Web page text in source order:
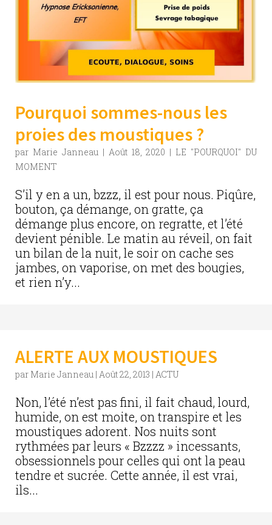
Pourquoi sommes-nous les
proies des moustiques ?
par Marie Janneau| Août 18, 2020 | LE "POURQUOI" DU
MOMENT
S’il y en a un, bzzz, il est pour nous. Piqûre,
bouton, ça démange, on gratte, ça
démange plus encore, on regratte, et l’été
devient pénible. Le matin au réveil, on fait
un bilan de la nuit, le soir on cache ses
jambes, on vaporise, on met des bougies,
et rien n’y...
ALERTE AUX MOUSTIQUES
par Marie Janneau | Août 22, 2013 | ACTU
Non, l’été n’est pas fini, il fait chaud, lourd,
humide, on est moite, on transpire et les
moustiques adorent. Nos nuits sont
rythmées par leurs « Bzzzz » incessants,
obsessionnels pour celles qui ont la peau
tendre et sucrée. Cette année, il est vrai,
ils...